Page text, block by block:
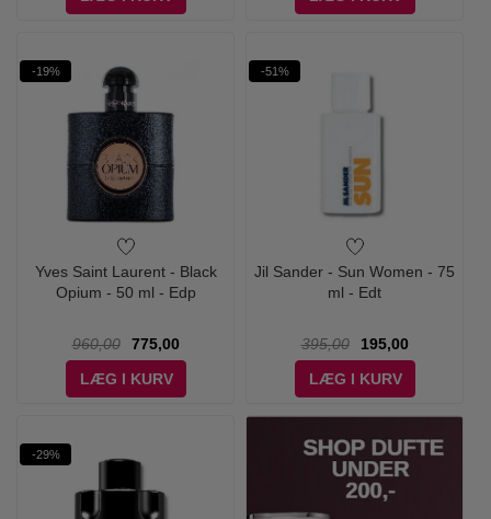
-19%
Yves Saint Laurent - Black
Opium - 50 ml - Edp
960,00
775,00
LÆG I KURV
-51%
Jil Sander - Sun Women - 75
ml - Edt
395,00
195,00
LÆG I KURV
-29%